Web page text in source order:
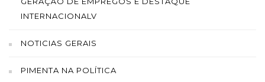
INTERNACIONALV
NOTICIAS GERAIS
PIMENTA NA POLÍTICA